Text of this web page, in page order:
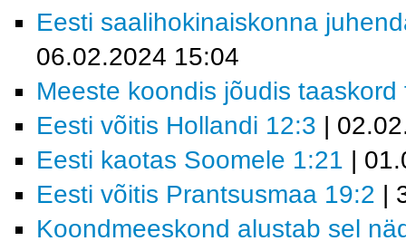
Eesti saalihokinaiskonna
06.02.2024 15:04
Meeste koondis jõudis taaskord
Eesti võitis Hollandi 12:3 |
Eesti kaotas Soomele 1:21 |
Eesti võitis Prantsusmaa 19:2 |
Koondmeeskond alustab sel